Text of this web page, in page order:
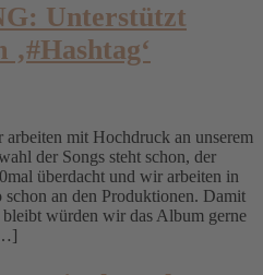
Unterstützt
mit Hochdruck an unserem
der Songs steht schon, der
überdacht und wir arbeiten in
an den Produktionen. Damit
würden wir das Album gerne